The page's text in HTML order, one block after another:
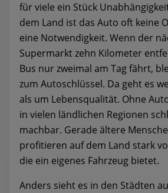
für viele ein Stück
dem Land ist das Auto oft keine
eine Notwendigkeit. Wenn der
Supermarkt zehn Kilometer
Bus nur zweimal am Tag fährt,
zum Autoschlüssel. Da geht es
als um Lebensqualität. Ohne
in vielen ländlichen Regionen
machbar. Gerade ältere
profitieren auf dem Land stark
die ein eigenes Fahrzeug bietet.
Anders sieht es in den Städten